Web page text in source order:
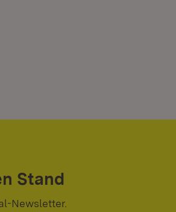
Stand
Newsletter.